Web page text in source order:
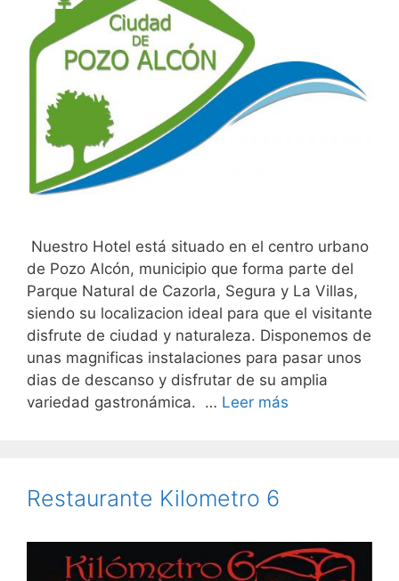
Nuestro Hotel está situado en el centro urbano
de Pozo Alcón, municipio que forma parte del
Parque Natural de Cazorla, Segura y La Villas,
siendo su localizacion ideal para que el visitante
disfrute de ciudad y naturaleza. Disponemos de
unas magnificas instalaciones para pasar unos
dias de descanso y disfrutar de su amplia
variedad gastronámica. … Leer más
Restaurante Kilometro 6